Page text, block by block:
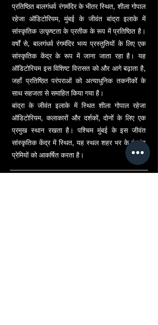
प्रतिष्ठित बालगंधर्व रंगमंदिर के भीतर स्थित, शीला गोपाल
रहेजा ऑडिटोरियम, मुंबई के जीवंत बांद्रा इलाके में
सांस्कृतिक उत्कृष्टता के प्रतीक के रूप में प्रतिष्ठित है।
वर्षों से, बालगंधर्व रंगमंदिर भव्य प्रस्तुतियों के लिए एक
सांस्कृतिक केंद्र के रूप में जाना जाता रहा है। यह
ऑडिटोरियम इस विशिष्ट विरासत को और आगे बढ़ाता है,
जहाँ प्रतिष्ठित परंपराओं को अत्याधुनिक तकनीकों के
साथ सहजता से समाहित किया गया है।
बांद्रा के जीवंत इलाके में स्थित शीला गोपाल रहेजा
ऑडिटोरियम, कलाकारों और दर्शकों, दोनों के लिए एक
प्रमुख स्थान रखता है। पश्चिम मुंबई के इस जीवंत
सांस्कृतिक केंद्र में स्थित, यह स्थल शहर भर के रंगमंच
प्रेमियों को आकर्षित करता है।